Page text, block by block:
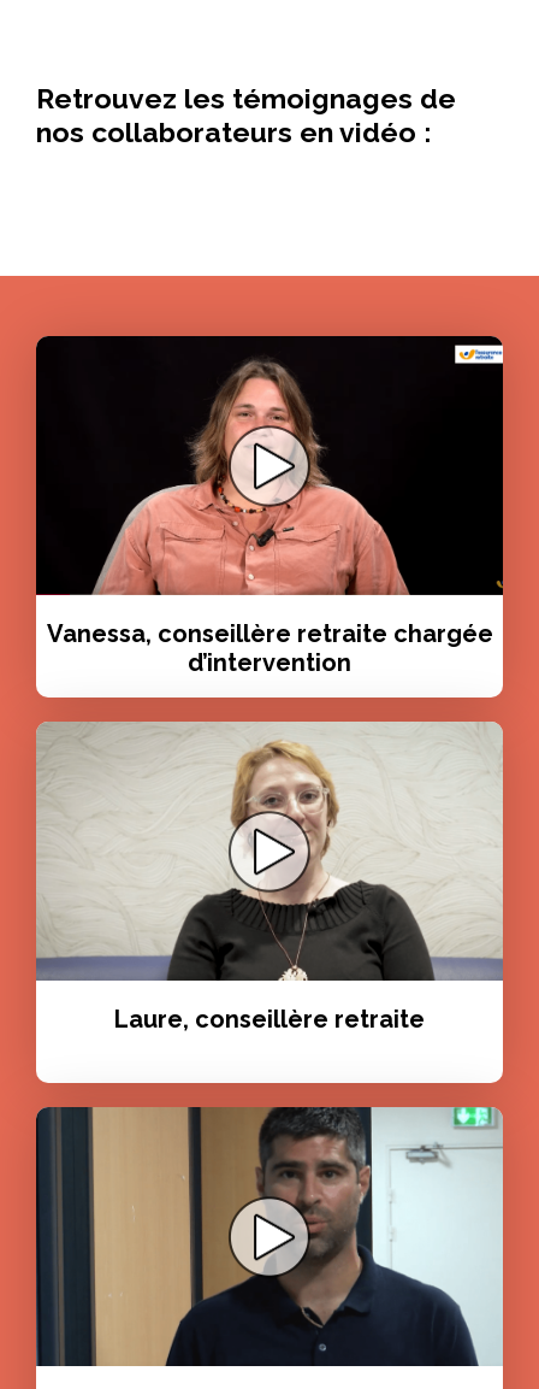
Retrouvez les témoignages de
nos collaborateurs en vidéo :
Vanessa, conseillère retraite chargée
d’intervention
Laure, conseillère retraite